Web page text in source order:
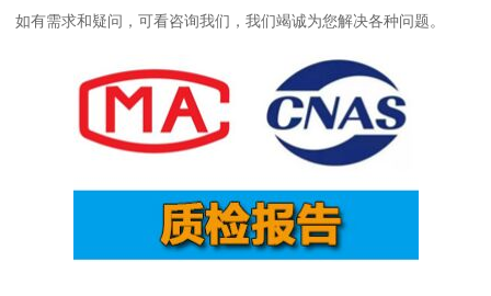
如有需求和疑问，可看咨询我们，我们竭诚为您解决各种问题。